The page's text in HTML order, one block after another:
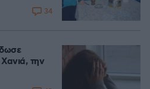
34
την